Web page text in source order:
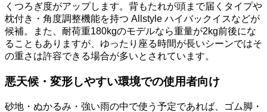
くつろぎ度がアップします。背もたれが頭まで届くタイプや
枕付き・角度調整機能を持つ Allstyle ハイバックイスなどが
候補。また、耐荷重180kgのモデルなら重量が2kg前後にな
ることもありますが、ゆったり座る時間が長いシーンではそ
の重さは許容できる場合が多いとされています。
悪天候・変形しやすい環境での使用者向け
砂地・ぬかるみ・強い雨の中で使う予定であれば、ゴム脚・